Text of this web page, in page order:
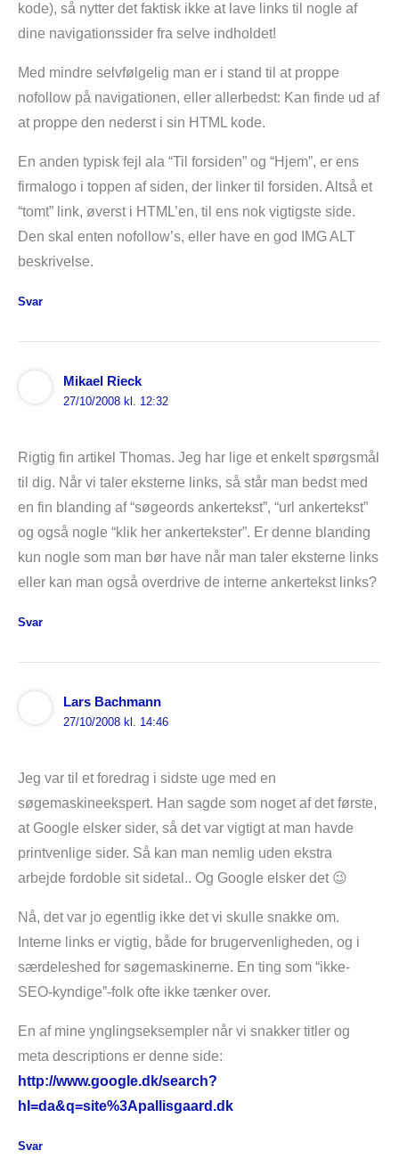
kode), så nytter det faktisk ikke at lave links til nogle af
dine navigationssider fra selve indholdet!
Med mindre selvfølgelig man er i stand til at proppe
nofollow på navigationen, eller allerbedst: Kan finde ud af
at proppe den nederst i sin HTML kode.
En anden typisk fejl ala “Til forsiden” og “Hjem”, er ens
firmalogo i toppen af siden, der linker til forsiden. Altså et
“tomt” link, øverst i HTML’en, til ens nok vigtigste side.
Den skal enten nofollow’s, eller have en god IMG ALT
beskrivelse.
Svar
Mikael Rieck
27/10/2008 kl. 12:32
Rigtig fin artikel Thomas. Jeg har lige et enkelt spørgsmål
til dig. Når vi taler eksterne links, så står man bedst med
en fin blanding af “søgeords ankertekst”, “url ankertekst”
og også nogle “klik her ankertekster”. Er denne blanding
kun nogle som man bør have når man taler eksterne links
eller kan man også overdrive de interne ankertekst links?
Svar
Lars Bachmann
27/10/2008 kl. 14:46
Jeg var til et foredrag i sidste uge med en
søgemaskineekspert. Han sagde som noget af det første,
at Google elsker sider, så det var vigtigt at man havde
printvenlige sider. Så kan man nemlig uden ekstra
arbejde fordoble sit sidetal.. Og Google elsker det 😉
Nå, det var jo egentlig ikke det vi skulle snakke om.
Interne links er vigtig, både for brugervenligheden, og i
særdeleshed for søgemaskinerne. En ting som “ikke-
SEO-kyndige”-folk ofte ikke tænker over.
En af mine ynglingseksempler når vi snakker titler og
meta descriptions er denne side:
http://www.google.dk/search?
hl=da&q=site%3Apallisgaard.dk
Svar